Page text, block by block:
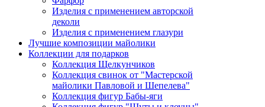
Изделия с применением авторской
деколи
Изделия с применением глазури
Лучшие композиции майолики
Коллекции для подарков
Коллекция Щелкунчиков
Коллекция свинок от "Мастерской
майолики Павловой и Шепелева"
Коллекция фигур Бабы-яги